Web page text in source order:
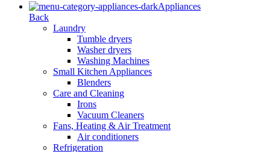
Appliances
Back
Laundry
Tumble dryers
Washer dryers
Washing Machines
Small Kitchen Appliances
Blenders
Care and Cleaning
Irons
Vacuum Cleaners
Fans, Heating & Air Treatment
Air conditioners
Refrigeration